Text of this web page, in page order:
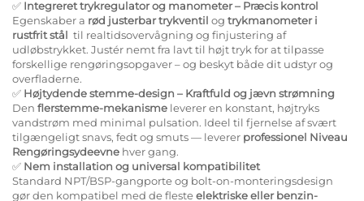
✅ Integreret trykregulator og manometer – Præcis kontrol
Egenskaber a rød justerbar trykventil og trykmanometer i
rustfrit stål ​ til realtidsovervågning og finjustering af
udløbstrykket. Justér nemt fra lavt til højt tryk for at tilpasse
forskellige rengøringsopgaver – og beskyt både dit udstyr og
overfladerne.
✅ Højtydende stemme-design – Kraftfuld og jævn strømning
Den flerstemme-mekanisme leverer en konstant, højtryks
vandstrøm med minimal pulsation. Ideel til fjernelse af svært
tilgængeligt snavs, fedt og smuts — leverer professionel Niveau
Rengøringsydeevne hver gang.
✅ Nem installation og universal kompatibilitet
Standard NPT/BSP-gangporte og bolt-on-monteringsdesign
gør den kompatibel med de flesteelektriske eller benzin-